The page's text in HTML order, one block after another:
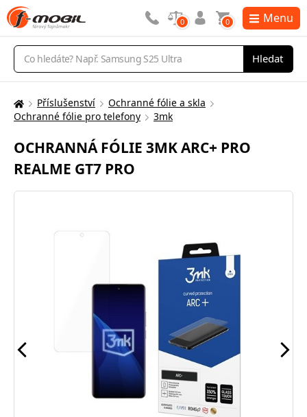
Vyhledávání
Hledat
0 0 Menu
Zde
nacházíte:
Příslušenství
Ochranné fólie a skla
Ochranné fólie pro telefony
3mk
OCHRANNÁ FÓLIE 3MK ARC+ PRO
REALME GT7 PRO